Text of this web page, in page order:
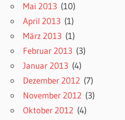
Mai 2013 (10)
April 2013 (1)
März 2013 (1)
Februar 2013 (3)
Januar 2013 (4)
Dezember 2012 (7)
November 2012 (3)
Oktober 2012 (4)